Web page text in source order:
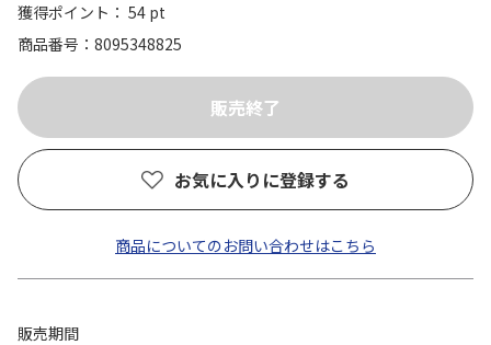
獲得ポイント： 54 pt
商品番号
8095348825
お気に入りに登録する
商品についてのお問い合わせはこちら
販売期間